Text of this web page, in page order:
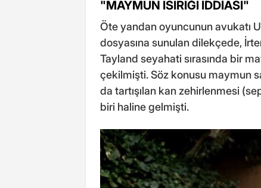
"MAYMUN ISIRIĞI İDDİASI"
Öte yandan oyuncunun avukatı
dosyasına sunulan dilekçede,
Tayland seyahati sırasında bir
çekilmişti. Söz konusu maymun
da tartışılan kan zehirlenmesi
biri haline gelmişti.